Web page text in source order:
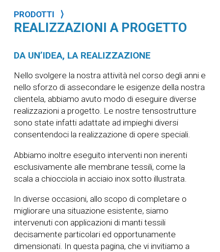
PRODOTTI ⟩
REALIZZAZIONI A PROGETTO
DA UN’IDEA, LA REALIZZAZIONE
Nello svolgere la nostra attività nel corso degli anni e
nello sforzo di assecondare le esigenze della nostra
clientela, abbiamo avuto modo di eseguire diverse
realizzazioni a progetto. Le nostre tensostrutture
sono state infatti adattate ad impieghi diversi
consentendoci la realizzazione di opere speciali.
Abbiamo inoltre eseguito interventi non inerenti
esclusivamente alle membrane tessili, come la
scala a chiocciola in acciaio inox sotto illustrata.
In diverse occasioni, allo scopo di completare o
migliorare una situazione esistente, siamo
intervenuti con applicazioni di manti tessili
decisamente particolari ed opportunamente
dimensionati. In questa pagina, che vi invitiamo a